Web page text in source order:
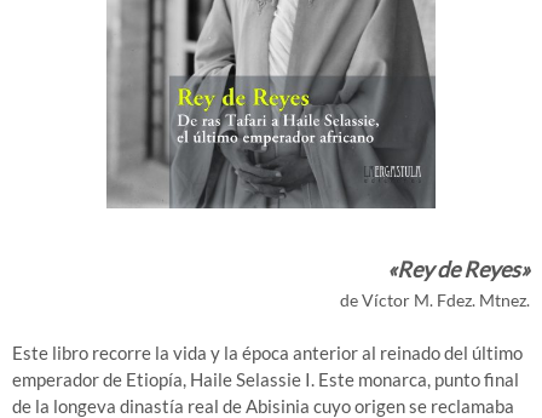
«Rey de Reyes»
de Víctor M. Fdez. Mtnez.
Este libro recorre la vida y la época anterior al reinado del último
emperador de Etiopía, Haile Selassie I. Este monarca, punto final
de la longeva dinastía real de Abisinia cuyo origen se reclamaba